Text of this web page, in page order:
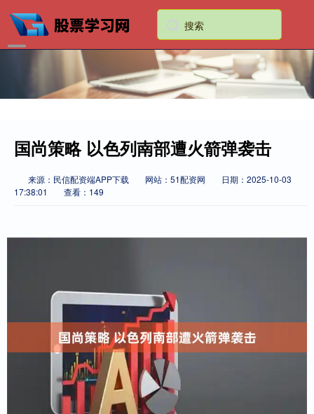
国尚策略 以色列南部遭火箭弹袭击
来源：民信配资端APP下载 网站：51配资网
日期：2025-10-03
17:38:01
查看：149